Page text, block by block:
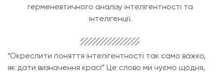
герменевтичного аналізу інтелігентності та
інтелігенції.
“Окреслити поняття інтелігентності так само важко,
як дати визначення красі” Це слово ми чуємо щодня,